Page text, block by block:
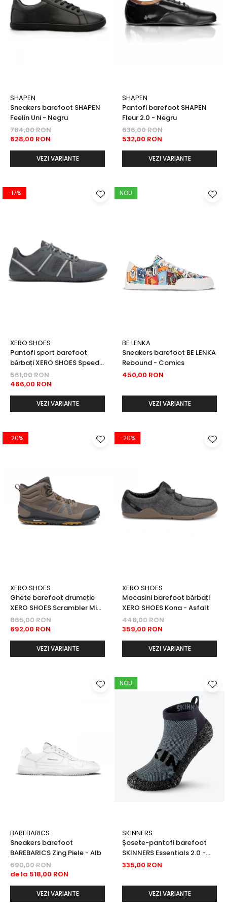
Șosete-pantofi
Reduceri
Reduceri
SHAPEN
Sneakers barefoot SHAPEN
Feelin Uni - Negru
784,00 RON
628,00 RON
VEZI VARIANTE
SHAPEN
Pantofi barefoot SHAPEN
Fleur 2.0 - Negru
636,00 RON
532,00 RON
VEZI VARIANTE
-17%
XERO SHOES
Pantofi sport barefoot
bǎrbați XERO SHOES Speed
Force II - Gri
561,00 RON
466,00 RON
VEZI VARIANTE
NOU
BE LENKA
Sneakers barefoot BE LENKA
Rebound - Comics
450,00 RON
VEZI VARIANTE
-20%
XERO SHOES
Ghete barefoot drumeție
XERO SHOES Scrambler Mid
II bǎrbați - Maro & gri
865,00 RON
692,00 RON
VEZI VARIANTE
-20%
XERO SHOES
Mocasini barefoot bǎrbați
XERO SHOES Kona - Asfalt
448,00 RON
359,00 RON
VEZI VARIANTE
BAREBARICS
Sneakers barefoot
BAREBARICS Zing Piele - Alb
690,00 RON
de la 518,00 RON
VEZI VARIANTE
NOU
SKINNERS
Șosete-pantofi barefoot
SKINNERS Essentials 2.0 -
Concrete
335,00 RON
VEZI VARIANTE